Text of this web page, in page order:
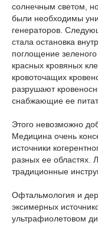
солнечным светом,
были необходимы
генераторов.
стала остановка
поглощение
красных кровяных
кровоточащих
разрушают
снабжающие ее
Этого невозможно
Медицина очень
источники
разных ее областях.
традиционные
Офтальмология и
эксимерных
ультрафиолетовом